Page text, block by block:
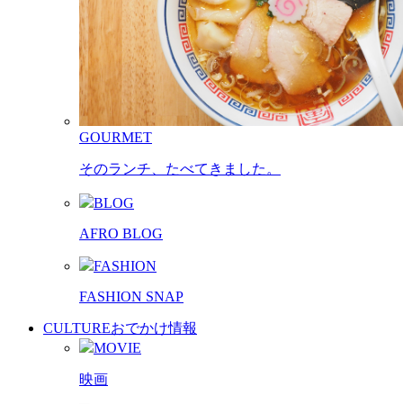
GOURMET
そのランチ、たべてきました。
BLOG
AFRO BLOG
FASHION
FASHION SNAP
CULTUREおでかけ情報
MOVIE
映画